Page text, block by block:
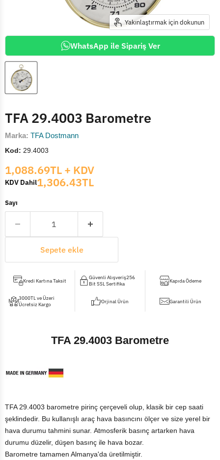
Yakınlaştırmak için dokunun
WhatsApp ile Sipariş Ver
TFA 29.4003 Barometre
Marka: TFA Dostmann
Kod: 29.4003
Mevcut fiyat
1,088.69TL + KDV
KDV Dahil1,306.43TL
Sayı
Sepete ekle
Kredi Kartına Taksit
Güvenli Alışveriş256
Bit SSL Sertifika
Kapıda Ödeme
3000TL ve Üzeri
Ücretsiz Kargo
Orjinal Ürün Garantili Ürün
TFA 29.4003 Barometre
TFA 29.4003 barometre pirinç çerçeveli olup, klasik bir cep saati
şeklindedir. Bu kullanışlı araç hava basıncını ölçer ve size yerel bir
hava durumu tahmini sunar. Atmosferik basınç artarken hava
durumu düzelir, düşen basınç ile hava bozar.
Barometre tamamen Almanya'da üretilmiştir.